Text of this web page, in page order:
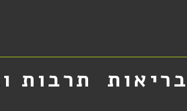
בריאות תרבות